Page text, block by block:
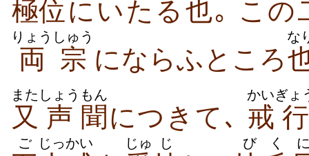
極位 にいたる 也｡ この
両宗
りょうしゅう
にならふところ
な
又
また
声
しょう
聞
もん
につきて､ 戒
かい
行
ぎょ
ご じっかい じゅ じ びく